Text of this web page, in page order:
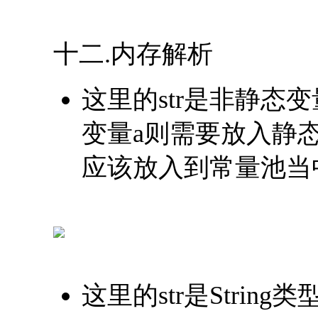
十二.内存解析
这里的str是非静态
变量a则需要放入静
应该放入到常量池当
这里的str是String类